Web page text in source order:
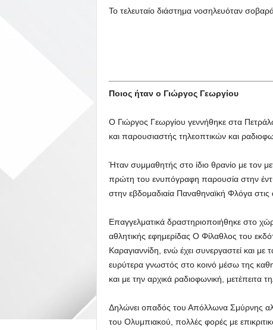
Το τελευταίο διάστημα νοσηλευόταν
Ποιος ήταν ο Γιώργος Γεωργίου
Ο Γιώργος Γεωργίου γεννήθηκε στα
και παρουσιαστής τηλεοπτικών και
Ήταν συμμαθητής στο ίδιο θρανίο με τον
πρώτη του ενυπόγραφη παρουσία στην
στην εβδομαδιαία Παναθηναϊκή Φλόγα στις
Επαγγελματικά δραστηριοποιήθηκε στο
αθλητικής εφημερίδας Ο Φίλαθλος του
Καραγιαννίδη, ενώ έχει συνεργαστεί και
ευρύτερα γνωστός στο κοινό μέσω της
και με την αρχικά ραδιοφωνική, μετέπειτα
Δηλώνει οπαδός του Απόλλωνα Σμύρνης
του Ολυμπιακού, πολλές φορές με